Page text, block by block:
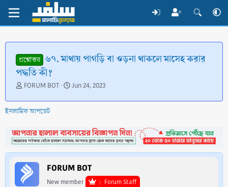
প্রশ্নোত্তর ৬৭. মাথায় পাগড়ি বা ওড়না থাকলে মাসেহ করার
পদ্ধতি কী?
T
r
e
d
s
t
a
r
t
FORUM BOT
S
a
d
a
t
e
Jun 24, 2023
ইসলামিক আপডেট
FORUM BOT
New member Forum Staff